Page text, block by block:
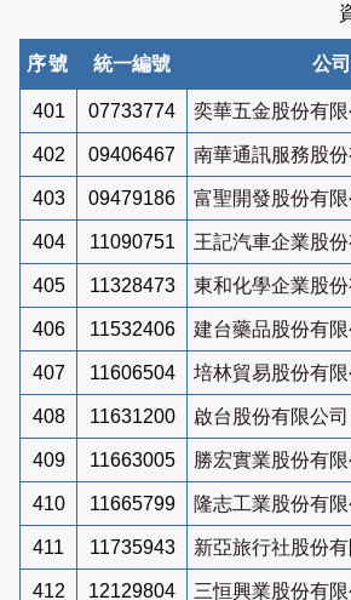
序號 統一編號 公
401 07733774 奕華五金股份有限
402 09406467 南華通訊服務股份
403 09479186 富聖開發股份有限
404 11090751 王記汽車企業股份
405 11328473 東和化學企業股份
406 11532406 建台藥品股份有限
407 11606504 培林貿易股份有限
408 11631200 啟台股份有限公司
409 11663005 勝宏實業股份有限
410 11665799 隆志工業股份有限
411 11735943 新亞旅行社股份有
412 12129804 三恒興業股份有限